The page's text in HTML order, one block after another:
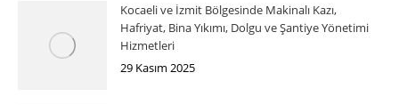
Kocaeli ve İzmit Bölgesinde Makinalı Kazı,
Hafriyat, Bina Yıkımı, Dolgu ve Şantiye Yönetimi
Hizmetleri
29 Kasım 2025